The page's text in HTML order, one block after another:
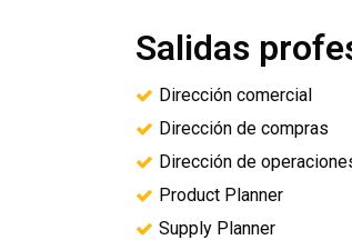
Salidas
Dirección comercial
Dirección de compras
Dirección de
Product Planner
Supply Planner